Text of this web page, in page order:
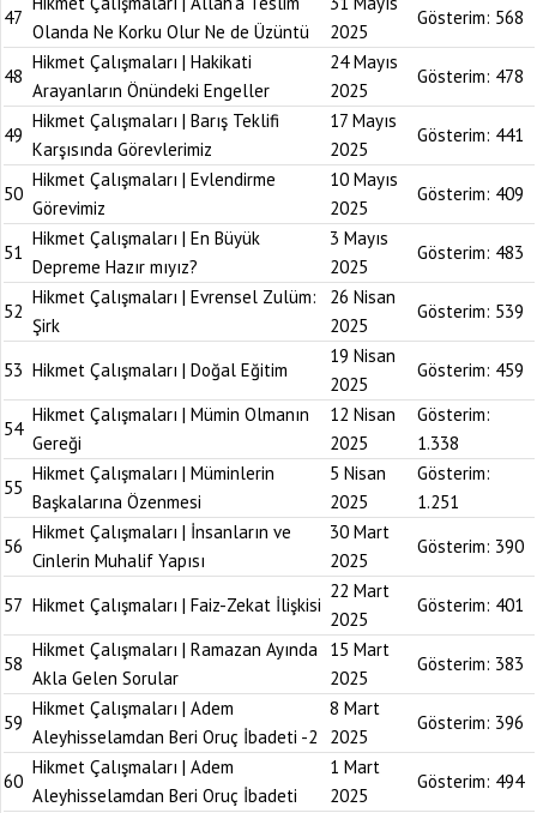
47
Olanda Ne Korku Olur Ne de Üzüntü
2025
Gösterim: 568
48
Hikmet Çalışmaları | Hakikati
Arayanların Önündeki Engeller
24 Mayıs
2025
Gösterim: 478
49
Hikmet Çalışmaları | Barış Teklifi
Karşısında Görevlerimiz
17 Mayıs
2025
Gösterim: 441
50
Hikmet Çalışmaları | Evlendirme
Görevimiz
10 Mayıs
2025
Gösterim: 409
51
Hikmet Çalışmaları | En Büyük
Depreme Hazır mıyız?
3 Mayıs
2025
Gösterim: 483
52
Hikmet Çalışmaları | Evrensel Zulüm:
Şirk
26 Nisan
2025
Gösterim: 539
53 Hikmet Çalışmaları | Doğal Eğitim
19 Nisan
2025
Gösterim: 459
54
Hikmet Çalışmaları | Mümin Olmanın
Gereği
12 Nisan
2025
Gösterim:
1.338
55
Hikmet Çalışmaları | Müminlerin
Başkalarına Özenmesi
5 Nisan
2025
Gösterim:
1.251
56
Hikmet Çalışmaları | İnsanların ve
Cinlerin Muhalif Yapısı
30 Mart
2025
Gösterim: 390
57 Hikmet Çalışmaları | Faiz-Zekat İlişkisi
22 Mart
2025
Gösterim: 401
58
Hikmet Çalışmaları | Ramazan Ayında
Akla Gelen Sorular
15 Mart
2025
Gösterim: 383
59
Hikmet Çalışmaları | Adem
Aleyhisselamdan Beri Oruç İbadeti -2
8 Mart
2025
Gösterim: 396
60
Hikmet Çalışmaları | Adem
Aleyhisselamdan Beri Oruç İbadeti
1 Mart
2025
Gösterim: 494